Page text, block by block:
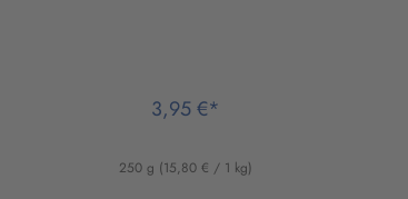
3,95 €*
250 g (15,80 € / 1 kg)